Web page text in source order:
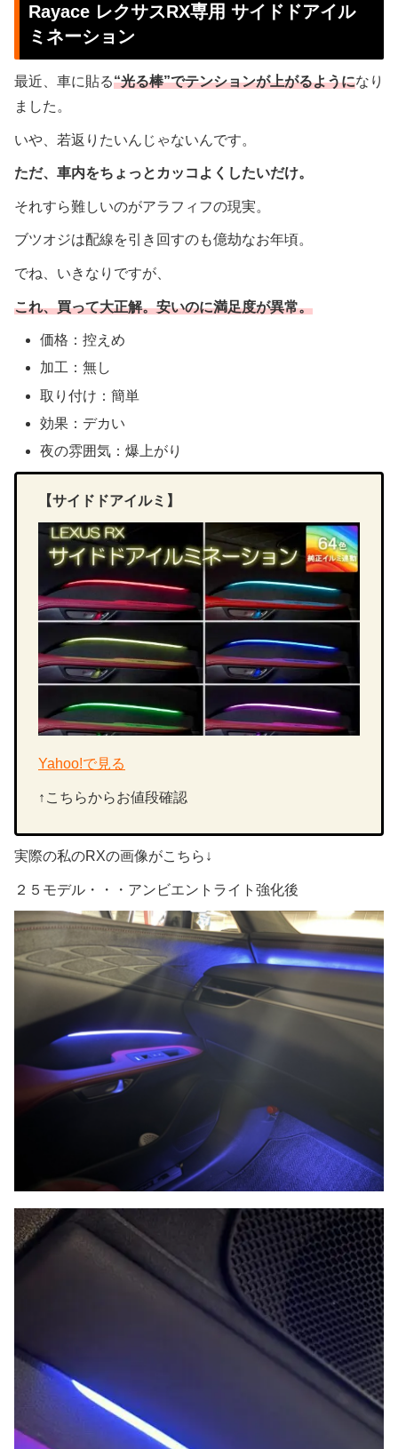
Rayace レクサスRX専用 サイドドアイル
ミネーション
最近、車に貼る“光る棒”でテンションが上がるようになり
ました。
いや、若返りたいんじゃないんです。
ただ、車内をちょっとカッコよくしたいだけ。
それすら難しいのがアラフィフの現実。
ブツオジは配線を引き回すのも億劫なお年頃。
でね、いきなりですが、
これ、買って大正解。安いのに満足度が異常。
価格：控えめ
加工：無し
取り付け：簡単
効果：デカい
夜の雰囲気：爆上がり
【サイドドアイルミ】
Yahoo!で見る
↑こちらからお値段確認
実際の私のRXの画像がこちら↓
２５モデル・・・アンビエントライト強化後